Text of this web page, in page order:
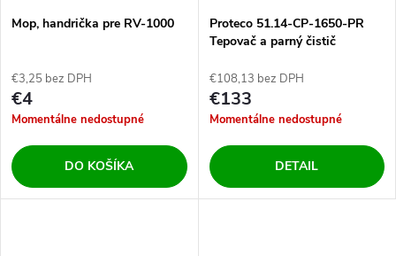
Mop, handrička pre RV-1000
€3,25 bez DPH
€4
Momentálne nedostupné
DO KOŠÍKA
Proteco 51.14-CP-1650-PR
Tepovač a parný čistič
€108,13 bez DPH
€133
Momentálne nedostupné
DETAIL